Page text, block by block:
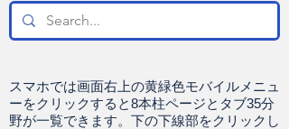
スマホでは画面右上の黄緑色モバイルメニュ
ーをクリックすると8本柱ページとタブ35分
野が一覧できます。下の下線部をクリックし